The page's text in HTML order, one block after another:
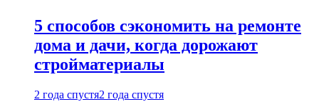
5 способов сэкономить на ремонте
дома и дачи, когда дорожают
стройматериалы
2 года спустя2 года спустя